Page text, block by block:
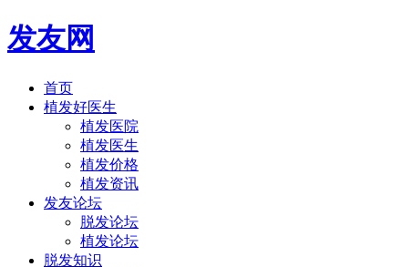
发友网
首页
植发好医生
植发医院
植发医生
植发价格
植发资讯
发友论坛
脱发论坛
植发论坛
脱发知识